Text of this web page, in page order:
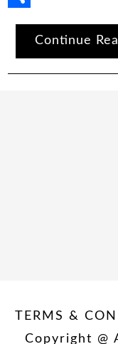
Continue
TERMS &
Copyright @